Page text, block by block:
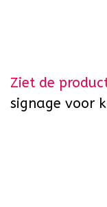
Ziet de
signage voor